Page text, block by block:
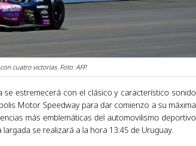
cuatro victorias. Foto: AFP.
estremecerá con el clásico y característico sonido
Motor Speedway para dar comienzo a su máxima
más emblemáticas del automovilismo deportivo
se realizará a la hora 13:45 de Uruguay.